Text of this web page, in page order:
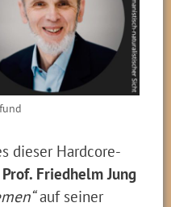
dieser Hardcore-
Prof. Friedhelm Jung
auf seiner